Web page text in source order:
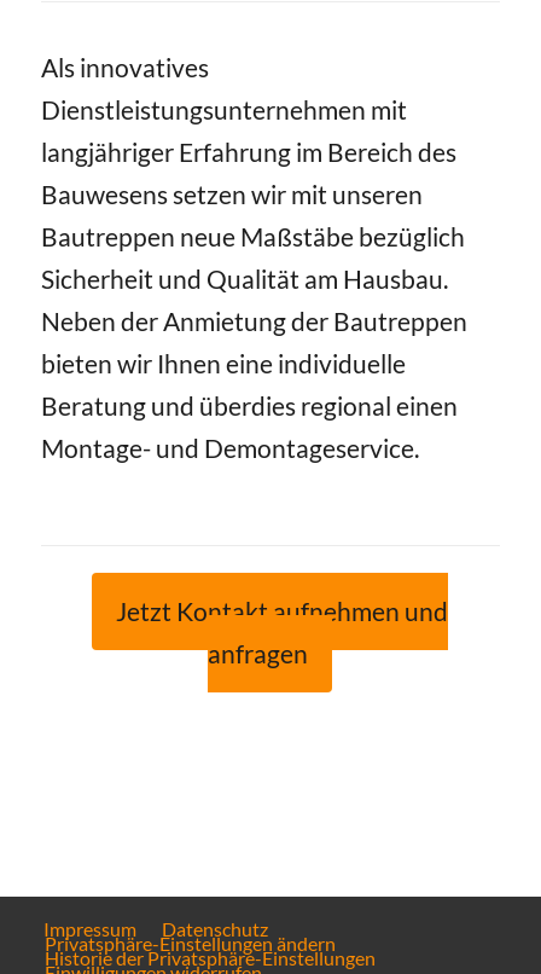
Als innovatives
Dienstleistungsunternehmen mit
langjähriger Erfahrung im Bereich des
Bauwesens setzen wir mit unseren
Bautreppen neue Maßstäbe bezüglich
Sicherheit und Qualität am Hausbau.
Neben der Anmietung der Bautreppen
bieten wir Ihnen eine individuelle
Beratung und überdies regional einen
Montage- und Demontageservice.
Jetzt Kontakt aufnehmen und
anfragen
Impressum Datenschutz
Privatsphäre-Einstellungen ändern
Historie der Privatsphäre-Einstellungen